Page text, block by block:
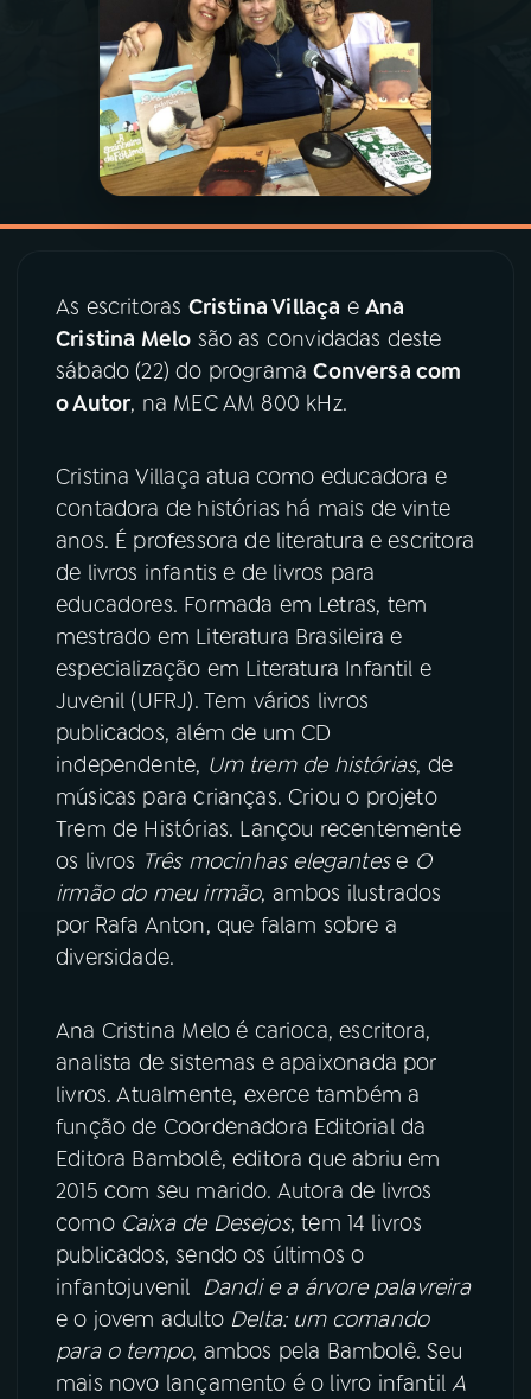
PROGRAMAS
PODCASTS
VIDEOCASTS
YouTube Facebook
Instagram X
TikTok
As escritoras Cristina Villaça e Ana
Cristina Melo são as convidadas deste
sábado (22) do programaConversa com
o Autor, na MEC AM 800 kHz.
Cristina Villaça atua como educadora e
contadora de histórias há mais de vinte
anos. É professora de literatura e escritora
de livros infantis e de livros para
educadores. Formada em Letras, tem
mestrado em Literatura Brasileira e
especialização em Literatura Infantil e
Juvenil (UFRJ). Tem vários livros
publicados, além de um CD
independente, Um trem de histórias, de
músicas para crianças. Criou o projeto
Trem de Histórias. Lançou recentemente
os livros Três mocinhas elegantese O
irmão do meu irmão, ambos ilustrados
por Rafa Anton, que falam sobre a
diversidade.
Ana Cristina Melo é carioca, escritora,
analista de sistemas e apaixonada por
livros. Atualmente, exerce também a
função de Coordenadora Editorial da
Editora Bambolê, editora que abriu em
2015 com seu marido. Autora de livros
como Caixa de Desejos, tem 14 livros
publicados, sendo os últimos o
infantojuvenil Dandi e a árvore palavreira
e o jovem adulto Delta: um comando
para o tempo, ambos pela Bambolê. Seu
mais novo lançamento é o livro infantilA